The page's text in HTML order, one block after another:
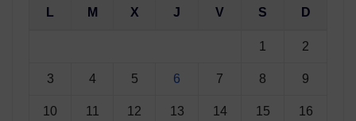
L M X J V S D
1 2
3 4 5 6 7 8 9
10 11 12 13 14 15 16